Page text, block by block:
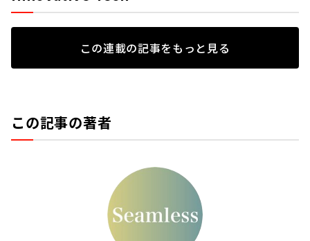
この連載の記事をもっと見る
この記事の著者